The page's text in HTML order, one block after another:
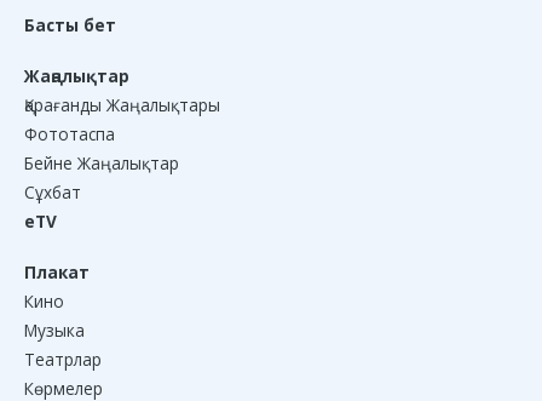
Басты бет
Жаңалықтар
Қарағанды Жаңалықтары
Фототаспа
Бейне Жаңалықтар
Сұхбат
eTV
Плакат
Кино
Музыка
Театрлар
Көрмелер